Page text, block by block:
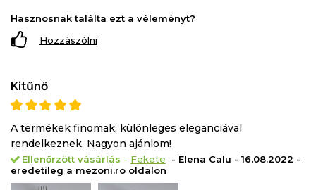
Ezek az evőeszközök betehetők a mosogatógépbe,
de legfeljebb 3%-os foszfáttartalmú tisztítószert és
Hasznosnak találta ezt a véleményt?
Hozzászólni
Kitűnő
A termékek finomak, különleges eleganciával
rendelkeznek. Nagyon ajánlom!
Ellenőrzött vásárlás - Fekete
- Elena Calu - 16.08.2022 -
eredetileg a mezoni.ro oldalon